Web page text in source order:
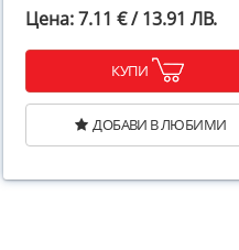
Цена: 7.11 € / 13.91 ЛВ.
КУПИ
ДОБАВИ В ЛЮБИМИ